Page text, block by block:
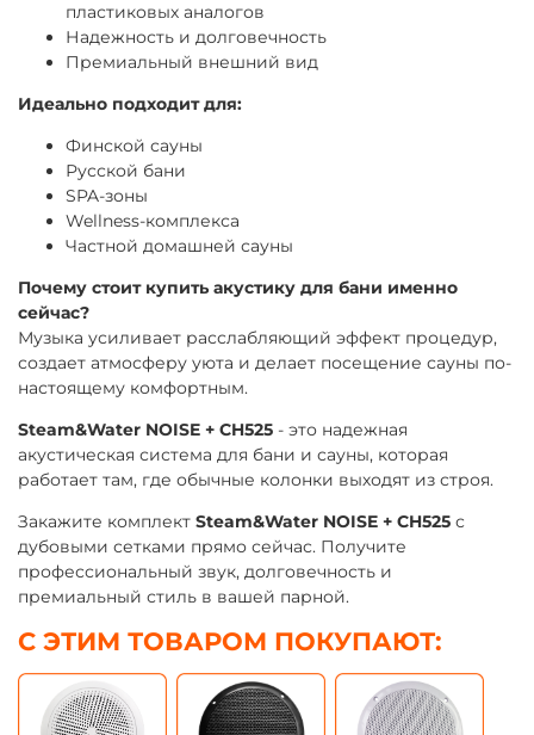
пластиковых аналогов
Надежность и долговечность
Премиальный внешний вид
Идеально подходит для:
Финской сауны
Русской бани
SPA-зоны
Wellness-комплекса
Частной домашней сауны
Почему стоит купить акустику для бани именно
сейчас?
Музыка усиливает расслабляющий эффект процедур,
создает атмосферу уюта и делает посещение сауны по-
настоящему комфортным.
Steam&Water NOISE + CH525 - это надежная
акустическая система для бани и сауны, которая
работает там, где обычные колонки выходят из строя.
Закажите комплект Steam&Water NOISE + CH525 с
дубовыми сетками прямо сейчас. Получите
профессиональный звук, долговечность и
премиальный стиль в вашей парной.
С ЭТИМ ТОВАРОМ ПОКУПАЮТ: